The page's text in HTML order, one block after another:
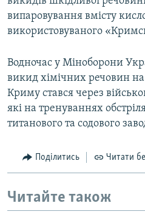
випаровування вмісту
використовуваного
Водночас у Міноборони
викид хімічних речовин на
Криму стався через
які на тренуваннях
титанового та содового
Поділитись Читати
Читайте також